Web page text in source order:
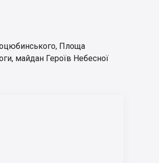
, Площа
, майдан Героїв Небесної